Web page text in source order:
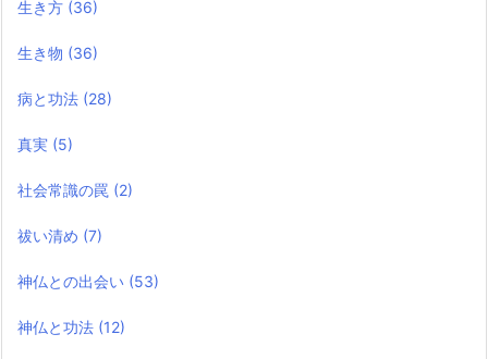
生き方 (36)
生き物 (36)
病と功法 (28)
真実 (5)
社会常識の罠 (2)
祓い清め (7)
神仏との出会い (53)
神仏と功法 (12)